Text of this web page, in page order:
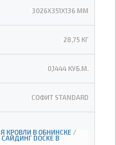
3026Х351Х136 ММ
28,75 КГ
0,1444 КУБ.М.
СОФИТ STANDARD
КРОВЛИ В ОБНИНСКЕ /
САЙДИНГ DOCKE В